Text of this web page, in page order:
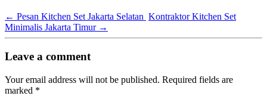
← Pesan Kitchen Set Jakarta Selatan Kontraktor Kitchen Set
Minimalis Jakarta Timur →
Leave a comment
Your email address will not be published. Required fields are
marked *